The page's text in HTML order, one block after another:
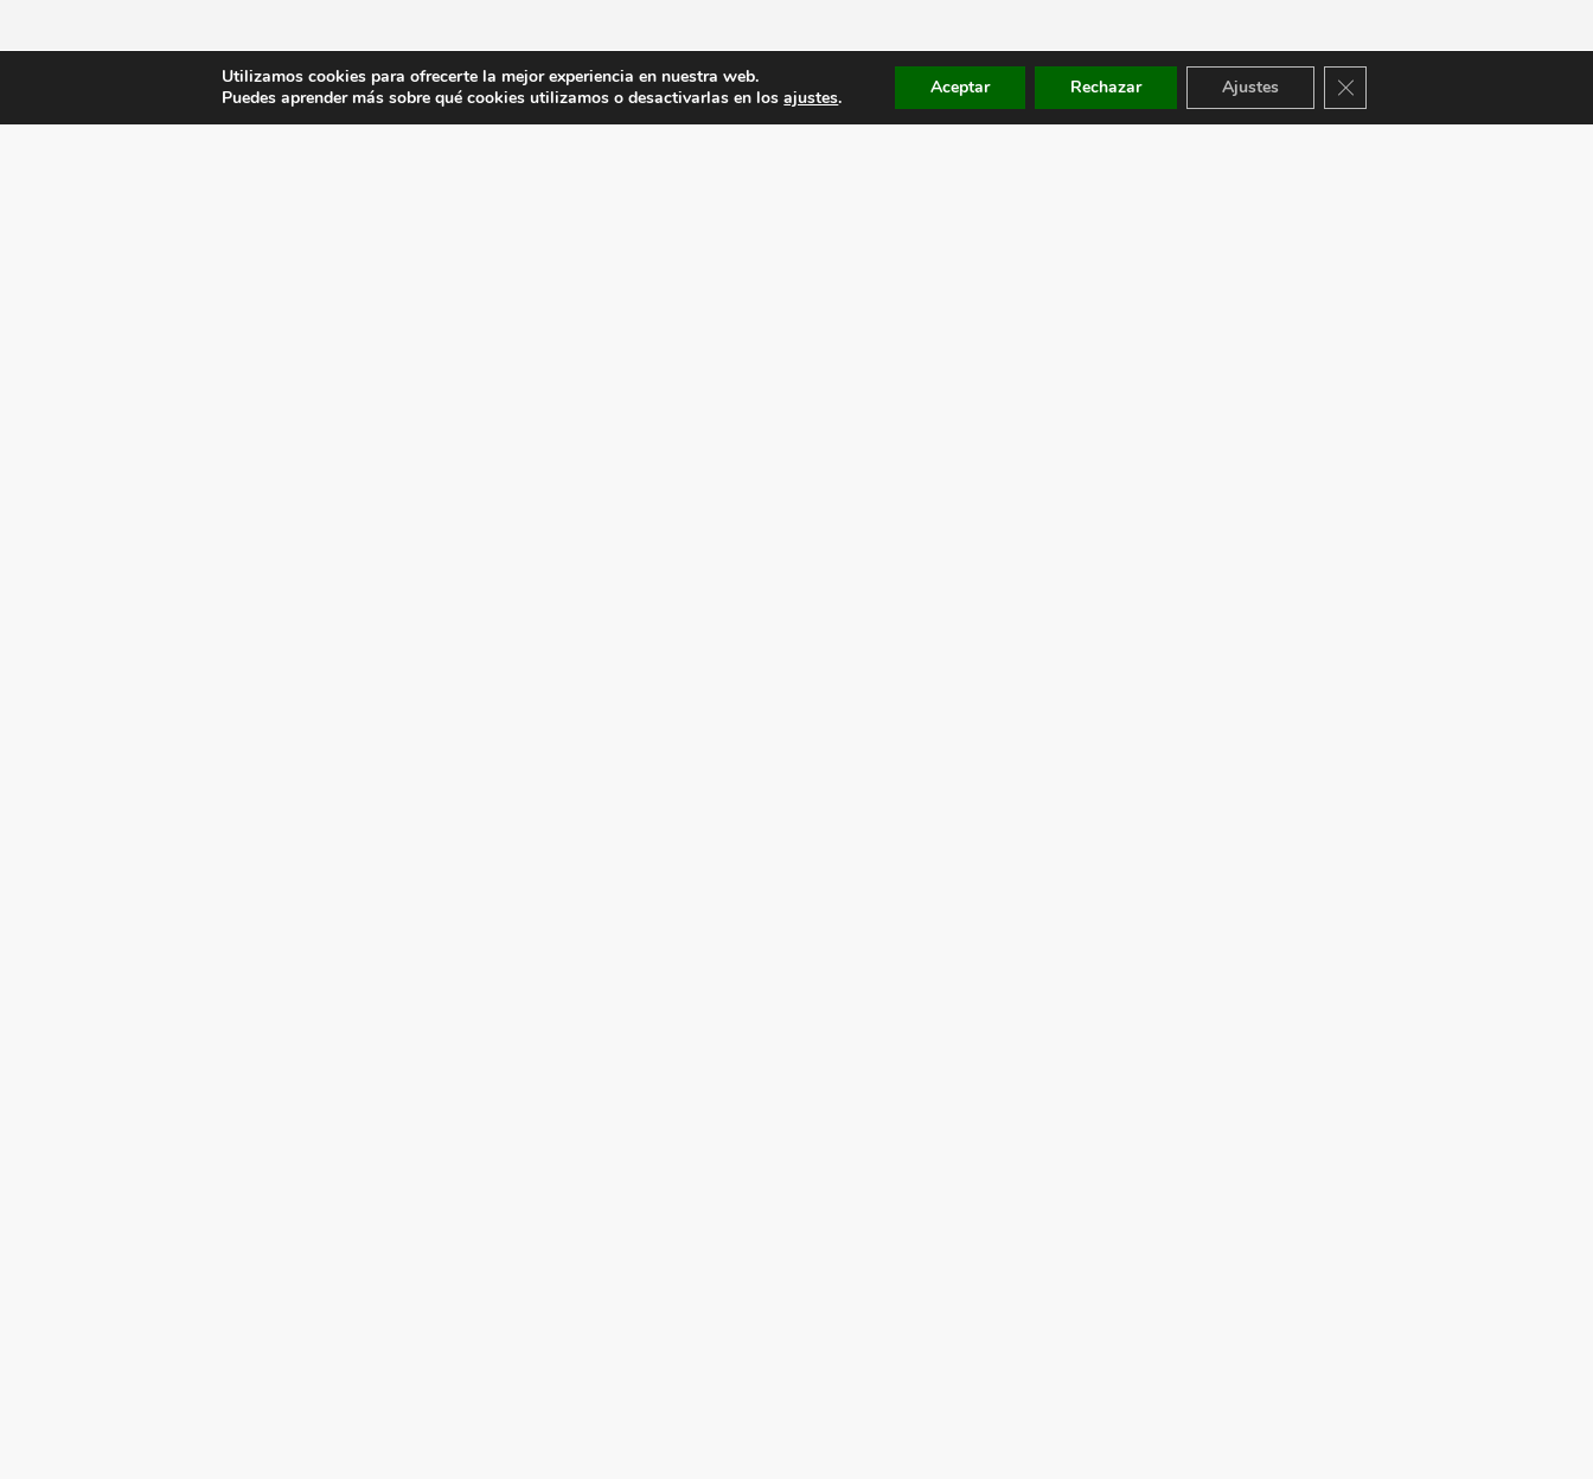
Utilizamos cookies para ofrecerte la mejor experiencia en nuestra web.
Puedes aprender más sobre qué cookies utilizamos o desactivarlas en losajustes. Aceptar Rechazar Ajustes Cerrar el banner de cookies RGPD